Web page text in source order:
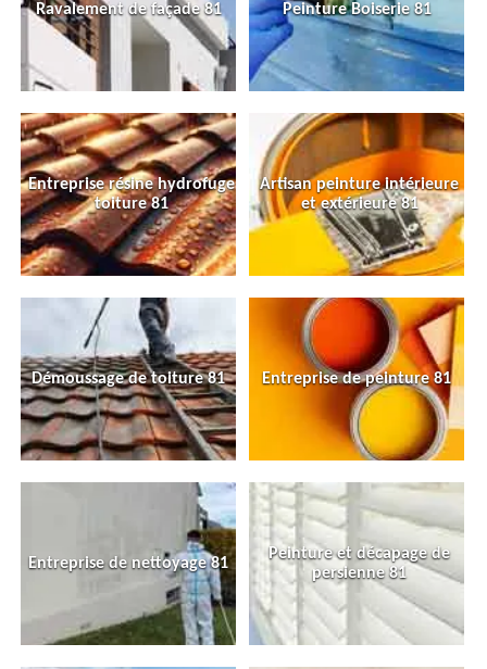
Ravalement de façade 81 Peinture Boiserie 81
Entreprise résine hydrofuge
toiture 81
Artisan peinture intérieure
et extérieure 81
Démoussage de toiture 81 Entreprise de peinture 81
Entreprise de nettoyage 81
Peinture et décapage de
persienne 81